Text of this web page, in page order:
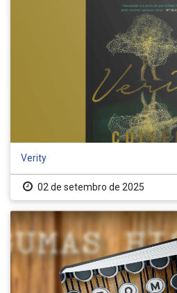
Verity
02 de setembro de 2025